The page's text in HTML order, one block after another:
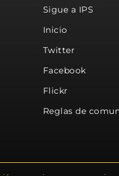
Sigue a IPS
Inicio
Twitter
Facebook
Flickr
Reglas de